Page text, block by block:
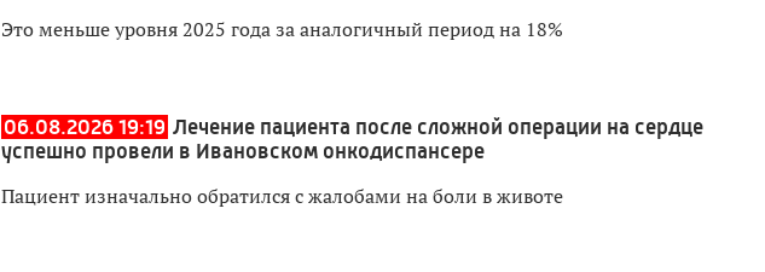
Это меньше уровня 2025 года за аналогичный период на 18%
06.08.2026 19:19 Лечение пациента после сложной операции на сердце
успешно провели в Ивановском онкодиспансере
Пациент изначально обратился с жалобами на боли в животе